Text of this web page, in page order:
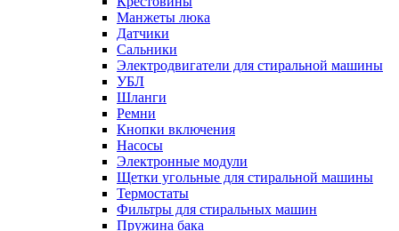
Манжеты люка
Датчики
Сальники
Электродвигатели для стиральной машины
УБЛ
Шланги
Ремни
Кнопки включения
Насосы
Электронные модули
Щетки угольные для стиральной машины
Термостаты
Фильтры для стиральных машин
Пружина бака